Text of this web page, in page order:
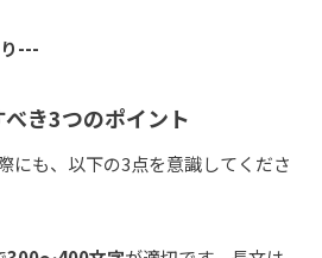
---
き3つのポイント
にも、以下の3点を意識してくださ